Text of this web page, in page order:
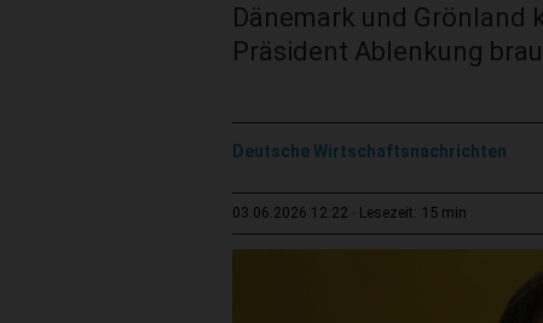
Dänemark und Grönland
Präsident Ablenkung
Deutsche Wirtschaftsnachrichten
03.06.2026 12:22 Lesezeit: 15 min